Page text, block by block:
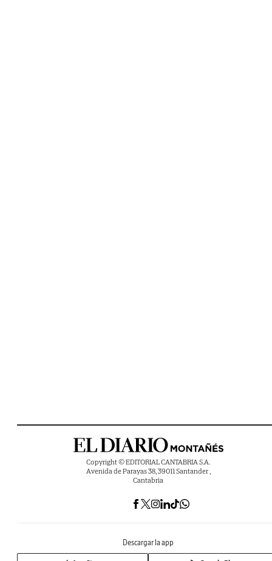
Copyright © EDITORIAL CANTABRIA S.A.
Avenida de Parayas 38, 39011 Santander ,
Cantabria
Descargar la app